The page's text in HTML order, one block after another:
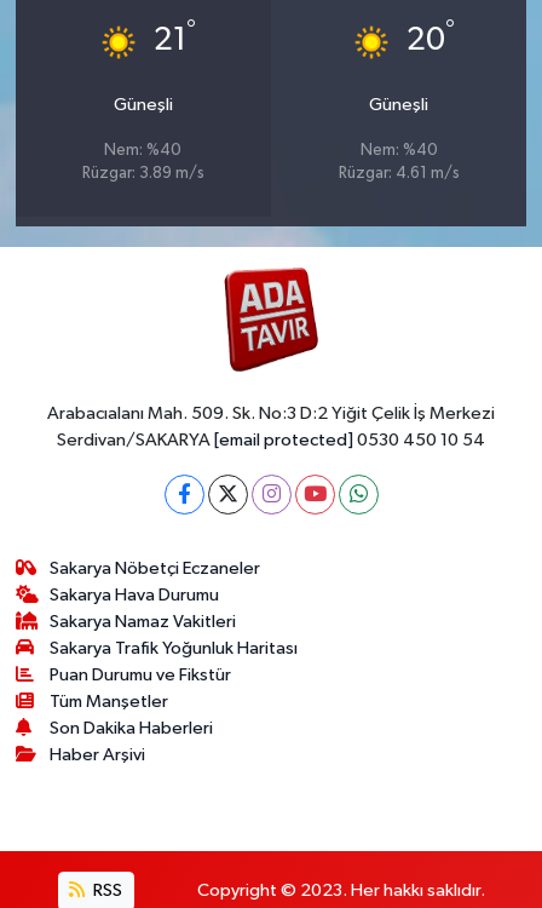
21 °
Güneşli
Nem: %40
Rüzgar: 3.89 m/s
20°
Güneşli
Nem: %40
Rüzgar: 4.61 m/s
Arabacıalanı Mah. 509. Sk. No:3 D:2 Yiğit Çelik İş Merkezi
Serdivan/SAKARYA [email protected] 0530 450 10 54
Sakarya Nöbetçi Eczaneler
Sakarya Hava Durumu
Sakarya Namaz Vakitleri
Sakarya Trafik Yoğunluk Haritası
Puan Durumu ve Fikstür
Tüm Manşetler
Son Dakika Haberleri
Haber Arşivi
RSS Copyright © 2023. Her hakkı saklıdır.